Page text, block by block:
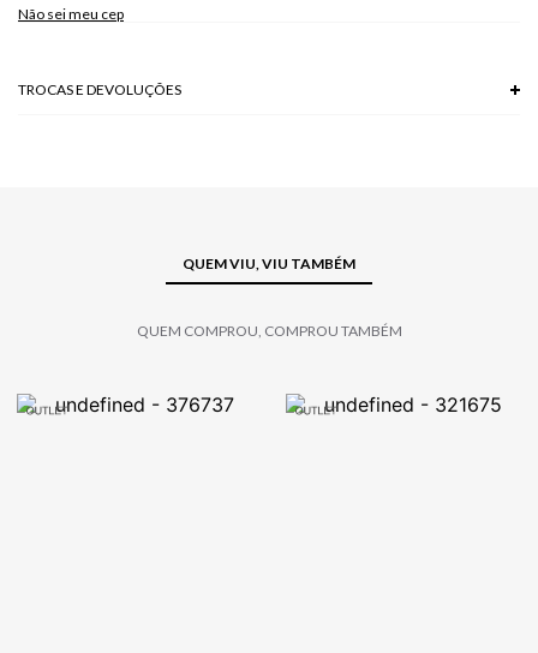
Não sei meu cep
TROCAS E DEVOLUÇÕES
QUEM VIU, VIU TAMBÉM
QUEM COMPROU, COMPROU TAMBÉM